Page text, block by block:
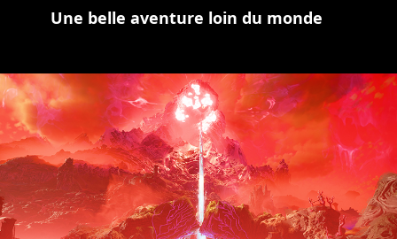
Une belle aventure loin du monde